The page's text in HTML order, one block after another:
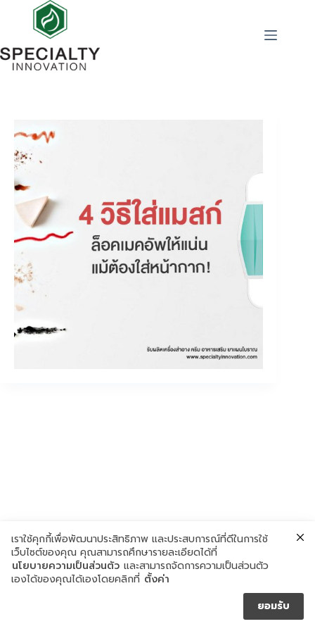
เราใช้คุกกี้เพื่อพัฒนาประสิทธิภาพ และประสบการณ์ที่ดีในการใช้
เว็บไซต์ของคุณ คุณสามารถศึกษารายละเอียดได้ที่
นโยบายความเป็นส่วนตัว และสามารถจัดการความเป็นส่วนตัว
เองได้ของคุณได้เองโดยคลิกที่ ตั้งค่า
ยอมรับ